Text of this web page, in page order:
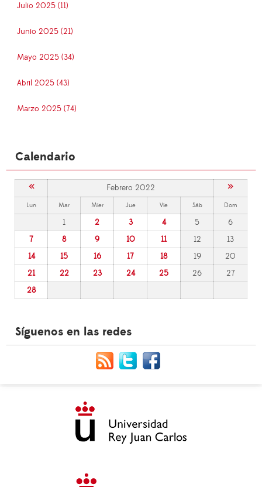
Julio 2025 (11)
Junio 2025 (21)
Mayo 2025 (34)
Abril 2025 (43)
Marzo 2025 (74)
Calendario
« Febrero 2022 »
Lun Mar Mier Jue Vie Sáb Dom
1 2 3 4 5
6
7
8 9 10 11 12
13
14
15 16 17 18 19
20
21
22 23 24 25 26
27
28
Síguenos en las redes